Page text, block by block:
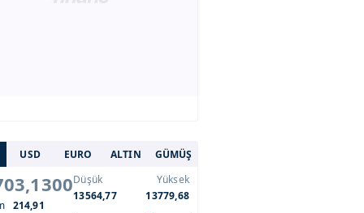
USD EURO ALTIN GÜMÜŞ
214,91
Düşük
13564,77
Yüksek
13779,68